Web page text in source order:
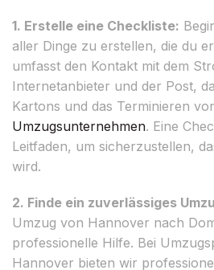
1. Erstelle eine Checkliste:
aller Dinge zu erstellen, die du
umfasst den Kontakt mit dem
Internetanbieter und der Post,
Kartons und das Terminieren
Umzugsunternehmen. Eine
Leitfaden, um sicherzustellen,
wird.
2. Finde ein zuverlässiges
Umzug von Hannover nach
professionelle Hilfe. Bei
Hannover bieten wir